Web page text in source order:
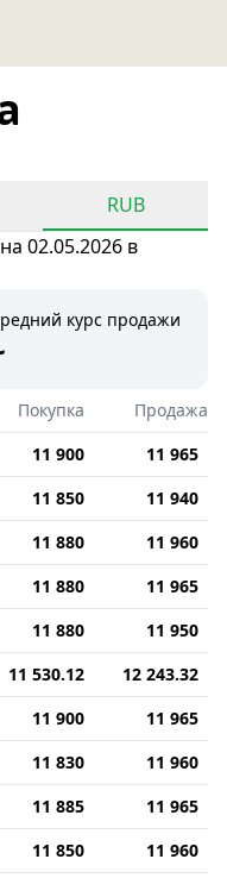
RUB
02.05.2026 в
курс продажи
Покупка
Продажа
11 900
11 965
11 850
11 940
11 880
11 960
11 880
11 965
11 880
11 950
11 530.12
12 243.32
11 900
11 965
11 830
11 960
11 885
11 965
11 850
11 960